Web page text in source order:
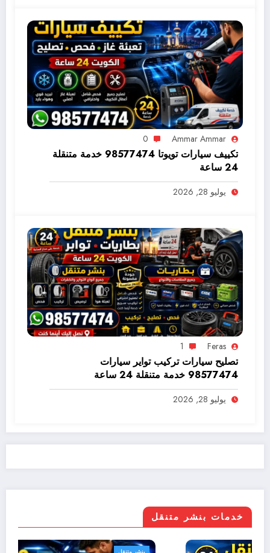
Ammar Ammar
0
تكييف سيارات تويوتا 98577474 خدمة متنقلة
24 ساعة
يوليو 28, 2026
Feras
1
تصليح سيارات تركيب تواير سيارات
98577474 خدمة متنقلة 24 ساعة
يوليو 28, 2026
خدمات بنشر متنقل
بنشر متنقل